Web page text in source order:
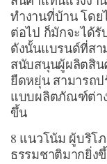
ทำงานที่บ้าน โด
ต่อไป ก็มักจะได้
ดังนั้นแบรนด์ที่สา
สนับสนุนผู้ผลิตสิ
ยืดหยุ่น สามารถ
แบบผลิตภัณฑ์ต่าง
ขึ้น
8 แนวโน้ม ผู้บริโ
ธรรมชาติมากยิ่ง